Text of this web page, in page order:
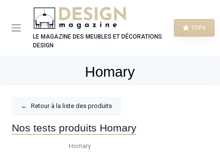
LE MAGAZINE DES MEUBLES ET DÉCORATIONS
DESIGN
TOPs
Homary
← Retour à la liste des produits
Nos tests produits Homary
Homary
Panneau de gestion des cookies